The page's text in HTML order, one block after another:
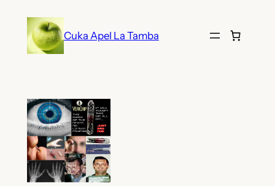
konten
Cuka Apel La Tamba